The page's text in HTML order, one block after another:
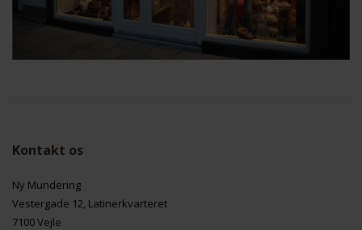
Kontakt os
Ny Mundering
Vestergade 12, Latinerkvarteret
7100 Vejle